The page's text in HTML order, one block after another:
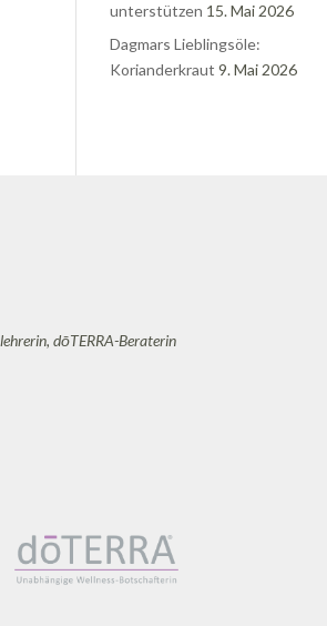
unterstützen 15. Mai 2026
Dagmars Lieblingsöle:
Korianderkraut 9. Mai 2026
dōTERRA-Beraterin